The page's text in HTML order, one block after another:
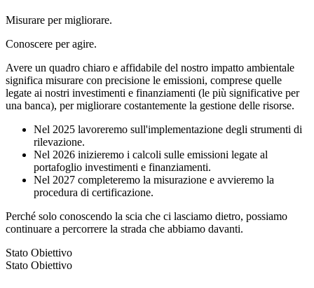
Misurare per migliorare.
Conoscere per agire.
Avere un quadro chiaro e affidabile del nostro impatto ambientale
significa misurare con precisione le emissioni, comprese quelle
legate ai nostri investimenti e finanziamenti (le più significative per
una banca), per migliorare costantemente la gestione delle risorse.
Nel 2025 lavoreremo sull'implementazione degli strumenti di
rilevazione.
Nel 2026 inizieremo i calcoli sulle emissioni legate al
portafoglio investimenti e finanziamenti.
Nel 2027 completeremo la misurazione e avvieremo la
procedura di certificazione.
Perché solo conoscendo la scia che ci lasciamo dietro, possiamo
continuare a percorrere la strada che abbiamo davanti.
Stato Obiettivo
Stato Obiettivo